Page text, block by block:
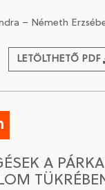
– Németh
LETÖLTHETŐ PDF
A